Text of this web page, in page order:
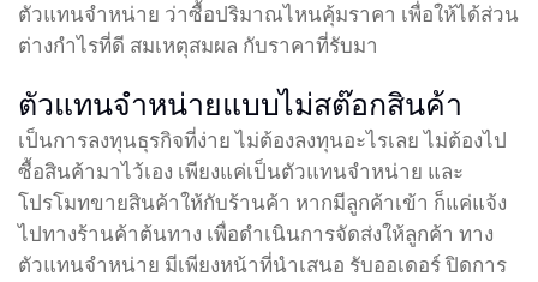
ตัวแทนจำหน่าย ว่าซื้อปริมาณไหนคุ้มราคา เพื่อให้ได้ส่วน
ต่างกำไรที่ดี สมเหตุสมผล กับราคาที่รับมา
ตัวแทนจำหน่ายแบบไม่สต๊อกสินค้า
เป็นการลงทุนธุรกิจที่ง่าย ไม่ต้องลงทุนอะไรเลย ไม่ต้องไป
ซื้อสินค้ามาไว้เอง เพียงแค่เป็นตัวแทนจำหน่าย และ
โปรโมทขายสินค้าให้กับร้านค้า หากมีลูกค้าเข้า ก็แค่แจ้ง
ไปทางร้านค้าต้นทาง เพื่อดำเนินการจัดส่งให้ลูกค้า ทาง
ตัวแทนจำหน่าย มีเพียงหน้าที่นำเสนอ รับออเดอร์ ปิดการ